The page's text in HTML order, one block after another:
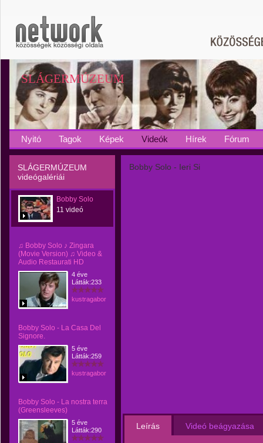
SLÁGERMÚZEUM
Nyitó Tagok Képek Videók Hírek Fórum
SLÁGERMÚZEUM
videógalériái
Bobby Solo
11 videó
♫ Bobby Solo ♪ Zingara
(Movie Version) ♫ Video &
Audio Restaurati HD
4 éve
Látták:233
kustragabor
Bobby Solo - La Casa Del
Signore.
5 éve
Látták:259
kustragabor
Bobby Solo - La nostra terra
(Greensleeves)
5 éve
Látták:290
Bobby Solo - Ieri Si
Leírás Videó beágyazása